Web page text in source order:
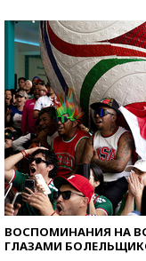
ВОСПОМИНАНИЯ НА
ГЛАЗАМИ